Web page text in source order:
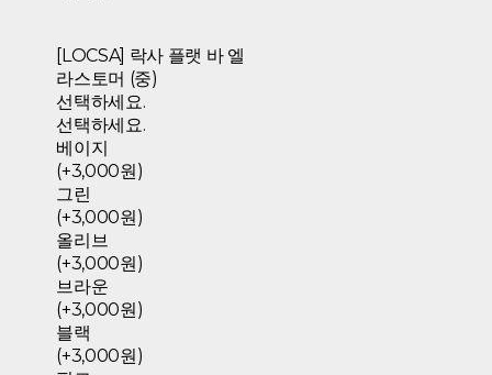
[LOCSA] 락사 플랫 바 엘
라스토머 (중)
선택하세요.
선택하세요.
베이지
(+3,000원)
그린
(+3,000원)
올리브
(+3,000원)
브라운
(+3,000원)
블랙
(+3,000원)